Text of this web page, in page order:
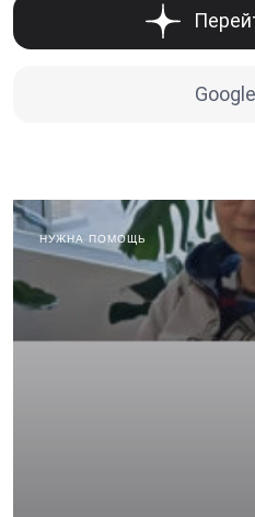
НУЖНА ПОМОЩЬ